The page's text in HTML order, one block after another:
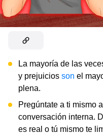
La mayoría de las
y prejuicios son el
plena.
Pregúntate a ti mismo
conversación interna.
es real o tú mismo te